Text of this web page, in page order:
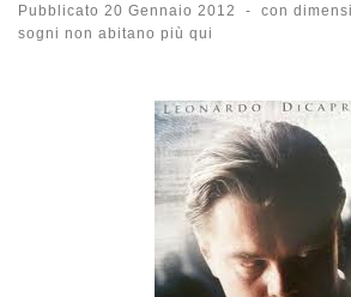
Pubblicato 20 Gennaio 2012 - con
sogni non abitano più qui
Navigazione